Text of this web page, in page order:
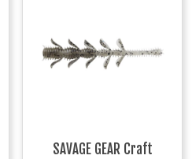
SAVAGE GEAR Craft